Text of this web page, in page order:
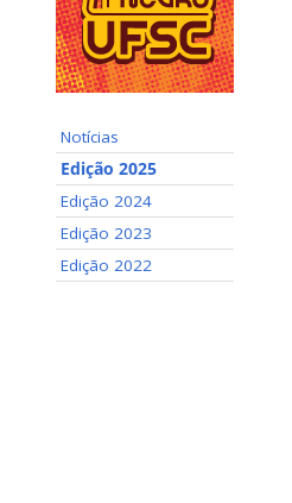
Notícias
Edição 2025
Edição 2024
Edição 2023
Edição 2022